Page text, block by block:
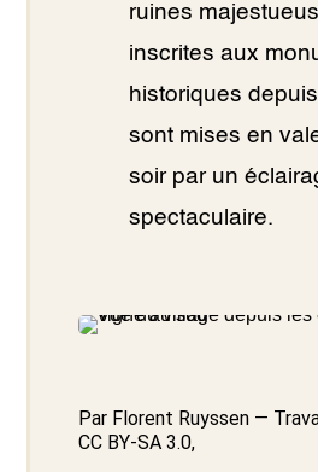
ruines
inscrites aux
historiques
sont mises en
soir par un
spectaculaire.
Par Florent Ruyssen —
CC BY-SA 3.0,